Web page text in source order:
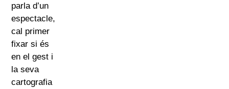
parla d’un
espectacle,
cal primer
fixar si és
en el gest i
la seva
cartografia